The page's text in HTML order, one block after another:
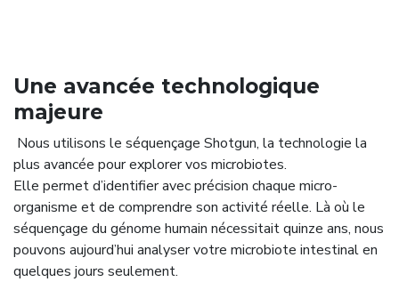
Une avancée technologique
majeure
Nous utilisons le séquençage Shotgun, la technologie la
plus avancée pour explorer vos microbiotes.
Elle permet d’identifier avec précision chaque micro-
organisme et de comprendre son activité réelle. Là où le
séquençage du génome humain nécessitait quinze ans, nous
pouvons aujourd’hui analyser votre microbiote intestinal en
quelques jours seulement.